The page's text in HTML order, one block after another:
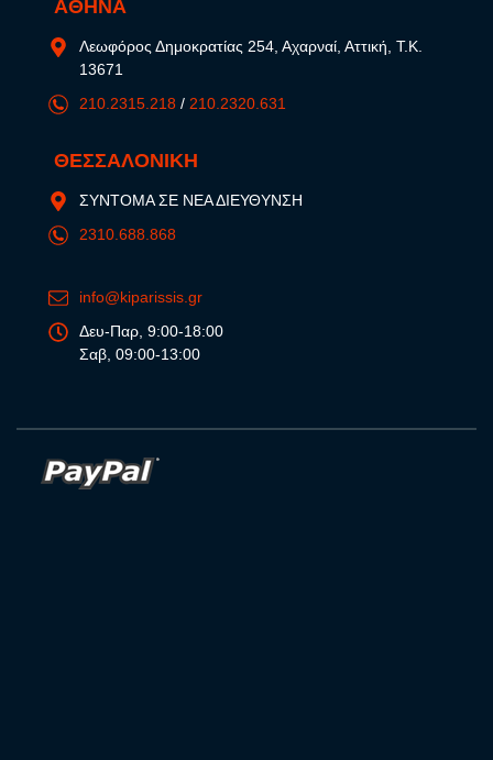
ΑΘΗΝΑ
Λεωφόρος Δημοκρατίας 254, Αχαρναί, Αττική, Τ.Κ.
13671
210.2315.218 / 210.2320.631
ΘΕΣΣΑΛΟΝΙΚΗ
ΣΥΝΤΟΜΑ ΣΕ ΝΕΑ ΔΙΕΥΘΥΝΣΗ
2310.688.868
info@kiparissis.gr
Δευ-Παρ, 9:00-18:00
Σαβ, 09:00-13:00